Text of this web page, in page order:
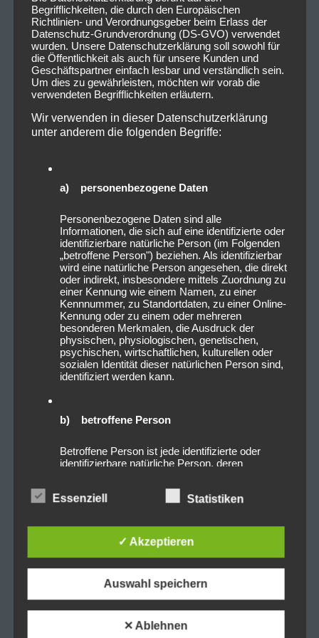
Begrifflichkeiten, die durch den Europäischen
Richtlinien- und Verordnungsgeber beim Erlass der
Datenschutz-Grundverordnung (DS-GVO) verwendet
wurden. Unsere Datenschutzerklärung soll sowohl für
die Öffentlichkeit als auch für unsere Kunden und
Geschäftspartner einfach lesbar und verständlich sein.
Um dies zu gewährleisten, möchten wir vorab die
verwendeten Begrifflichkeiten erläutern.
Wir verwenden in dieser Datenschutzerklärung
unter anderem die folgenden Begriffe:
a) personenbezogene Daten
Personenbezogene Daten sind alle
Informationen, die sich auf eine identifizierte oder
identifizierbare natürliche Person (im Folgenden
„betroffene Person") beziehen. Als identifizierbar
wird eine natürliche Person angesehen, die direkt
oder indirekt, insbesondere mittels Zuordnung zu
einer Kennung wie einem Namen, zu einer
Kennnummer, zu Standortdaten, zu einer Online-
Kennung oder zu einem oder mehreren
besonderen Merkmalen, die Ausdruck der
physischen, physiologischen, genetischen,
psychischen, wirtschaftlichen, kulturellen oder
sozialen Identität dieser natürlichen Person sind,
identifiziert werden kann.
b) betroffene Person
Betroffene Person ist jede identifizierte oder
identifizierbare natürliche Person, deren
Verarbeitung Verantwortlichen verarbeitet
werden.
c) Verarbeitung
automatisierter Verfahren ausgeführte Vorgang
oder jede solche Vorgangsreihe im
Zusammenhang mit personenbezogenen Daten
wie das Erheben, das Erfassen, die
Essenziell Statistiken
✓ Akzeptieren
Auswahl speichern
✕ Ablehnen